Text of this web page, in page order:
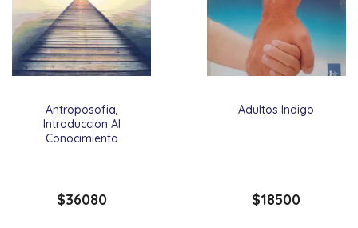
Antroposofia,
Introduccion Al
Conocimiento
$36080
Adultos Indigo
$18500